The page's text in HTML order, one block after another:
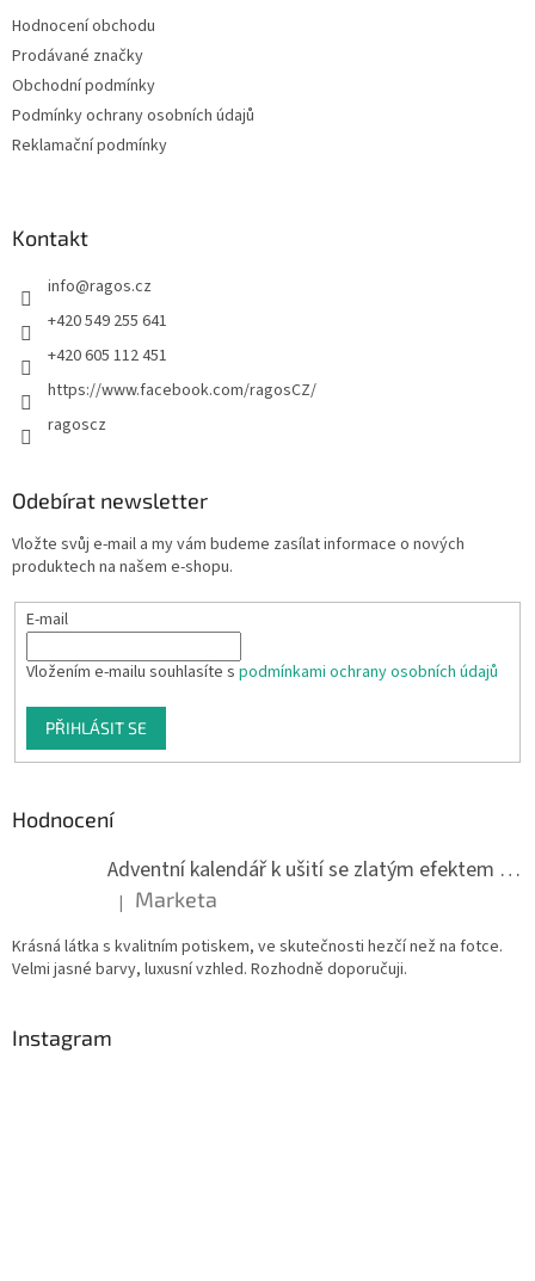
Hodnocení obchodu
Prodávané značky
Obchodní podmínky
Podmínky ochrany osobních údajů
Reklamační podmínky
Kontakt
info@ragos.cz
+420 549 255 641
+420 605 112 451
https://www.facebook.com/ragosCZ/
ragoscz
Odebírat newsletter
Vložte svůj e-mail a my vám budeme zasílat informace o nových
produktech na našem e-shopu.
E-mail
Vložením e-mailu souhlasíte s podmínkami ochrany osobních údajů
PŘIHLÁSIT SE
Hodnocení
Adventní kalendář k ušití se zlatým efektem 042Q
Hodnocení produktu je 5 z 5 hvězdiček.
| Marketa
Krásná látka s kvalitním potiskem, ve skutečnosti hezčí než na fotce.
Velmi jasné barvy, luxusní vzhled. Rozhodně doporučuji.
Instagram